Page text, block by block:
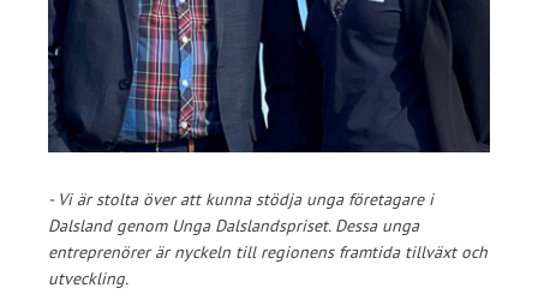
- Vi är stolta över att kunna stödja unga företagare i
Dalsland genom Unga Dalslandspriset. Dessa unga
entreprenörer är nyckeln till regionens framtida tillväxt och
utveckling.